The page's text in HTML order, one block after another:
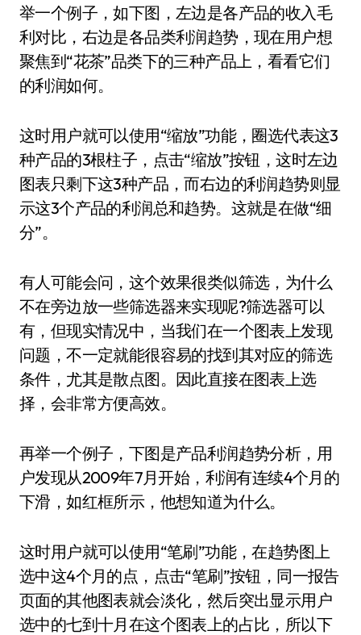
举一个例子，如下图，左边是各产品的收入毛
利对比，右边是各品类利润趋势，现在用户想
聚焦到“花茶”品类下的三种产品上，看看它们
的利润如何。
这时用户就可以使用“缩放”功能，圈选代表这3
种产品的3根柱子，点击“缩放”按钮，这时左边
图表只剩下这3种产品，而右边的利润趋势则显
示这3个产品的利润总和趋势。这就是在做“细
分”。
有人可能会问，这个效果很类似筛选，为什么
不在旁边放一些筛选器来实现呢?筛选器可以
有，但现实情况中，当我们在一个图表上发现
问题，不一定就能很容易的找到其对应的筛选
条件，尤其是散点图。因此直接在图表上选
择，会非常方便高效。
再举一个例子，下图是产品利润趋势分析，用
户发现从2009年7月开始，利润有连续4个月的
下滑，如红框所示，他想知道为什么。
这时用户就可以使用“笔刷”功能，在趋势图上
选中这4个月的点，点击“笔刷”按钮，同一报告
页面的其他图表就会淡化，然后突出显示用户
选中的七到十月在这个图表上的占比，所以下